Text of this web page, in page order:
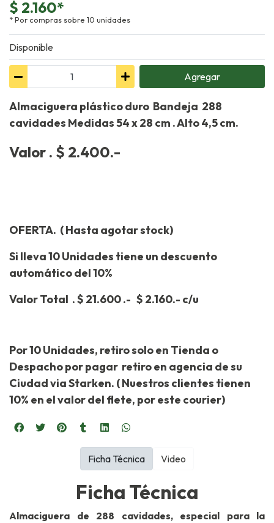
$ 2.160*
* Por compras sobre 10 unidades
Disponible
Agregar
Almaciguera plástico duro Bandeja 288
cavidades Medidas 54 x 28 cm . Alto 4,5 cm.
Valor . $ 2.400.-
OFERTA. ( Hasta agotar stock)
Si lleva 10 Unidades tiene un descuento
automático del 10%
Valor Total . $ 21.600 .- $ 2.160.- c/u
Por 10 Unidades, retiro solo en Tienda o
Despacho por pagar retiro en agencia de su
Ciudad via Starken. ( Nuestros clientes tienen
10% en el valor del flete, por este courier)
Ficha Técnica
Almaciguera de 288 cavidades, especial para la
Ficha Técnica Video